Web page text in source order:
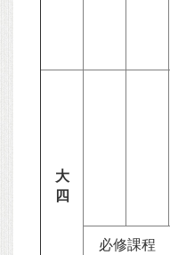
大
四
必修課程